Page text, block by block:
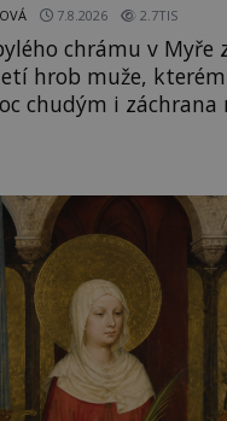
7.8.2026 2.7TIS
chrámu v Myře
hrob muže,
chudým i
přichází rok 1087 a
podivné noční výpravy.
jeho ostatky
před